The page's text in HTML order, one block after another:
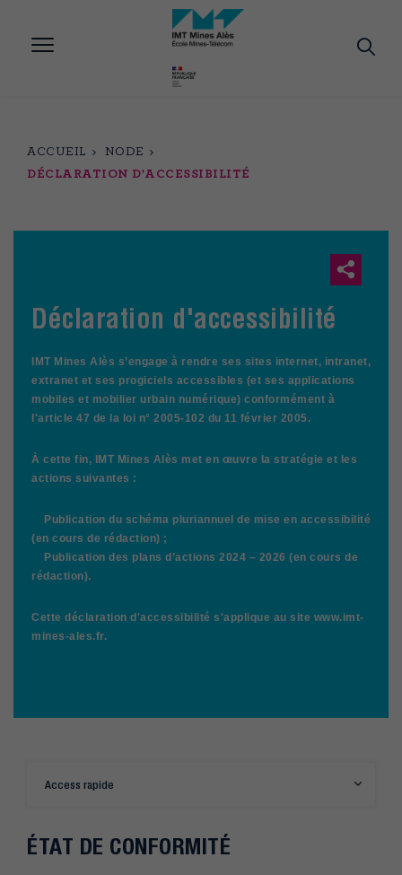
contenu
ACCUEIL
NODE
DÉCLARATION D'ACCESSIBILITÉ
Déclaration d'accessibilité
IMT Mines Alès s’engage à rendre ses sites internet, intranet,
extranet et ses progiciels accessibles (et ses applications
mobiles et mobilier urbain numérique) conformément à
l'article 47 de la loi n° 2005-102 du 11 février 2005.
À cette fin, IMT Mines Alès met en œuvre la stratégie et les
actions suivantes :
Publication du schéma pluriannuel de mise en accessibilité
(en cours de rédaction) ;
Publication des plans d’actions 2024 – 2026 (en cours de
rédaction).
Cette déclaration d'accessibilité s'applique au site www.imt-
mines-ales.fr.
Access rapide
ÉTAT DE CONFORMITÉ